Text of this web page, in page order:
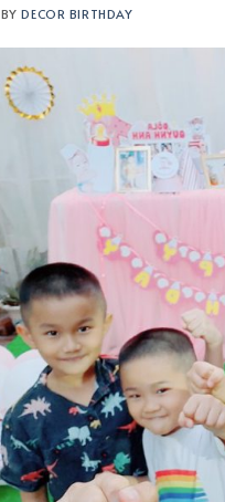
BYDECOR BIRTHDAY